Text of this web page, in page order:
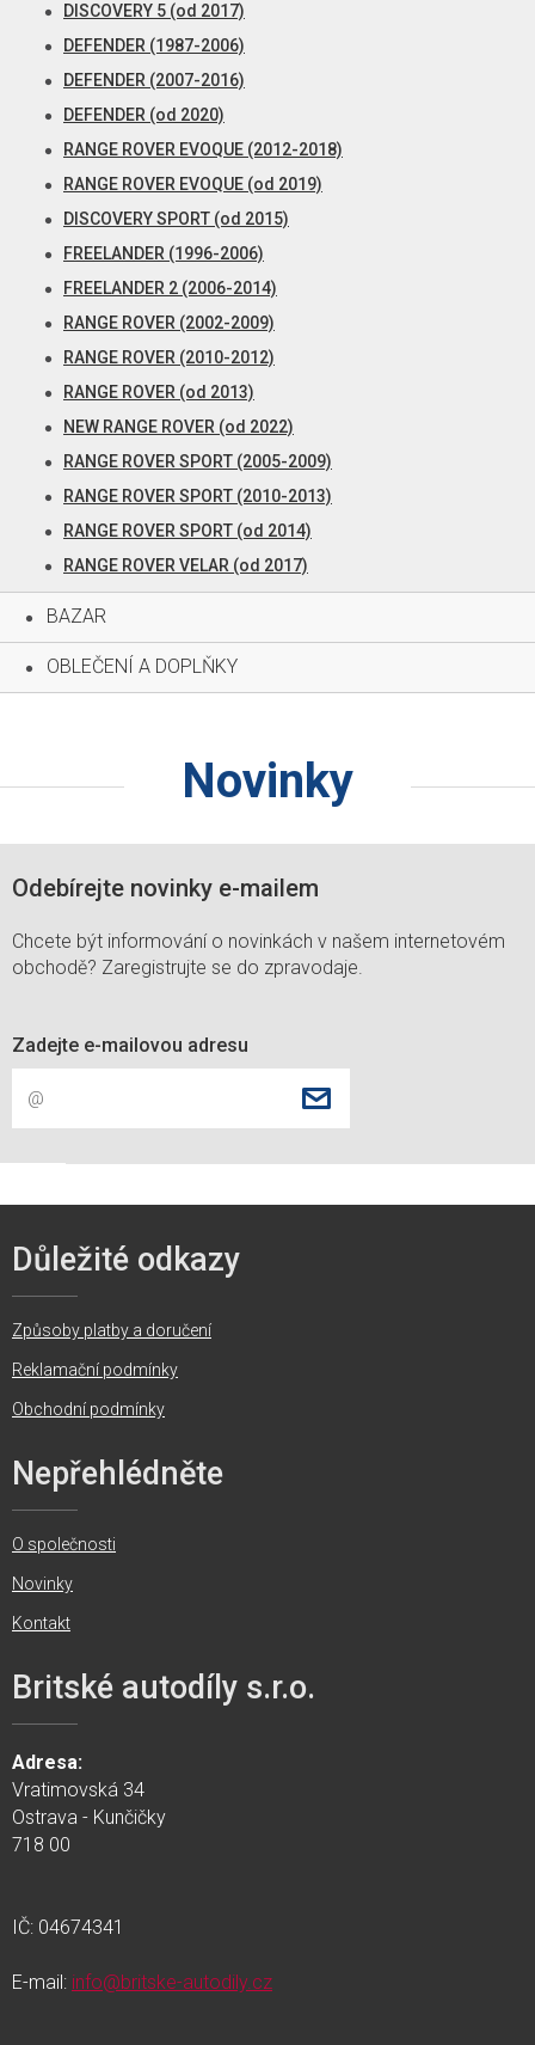
DISCOVERY 5 (od 2017)
DEFENDER (1987-2006)
DEFENDER (2007-2016)
DEFENDER (od 2020)
RANGE ROVER EVOQUE (2012-2018)
RANGE ROVER EVOQUE (od 2019)
DISCOVERY SPORT (od 2015)
FREELANDER (1996-2006)
FREELANDER 2 (2006-2014)
RANGE ROVER (2002-2009)
RANGE ROVER (2010-2012)
RANGE ROVER (od 2013)
NEW RANGE ROVER (od 2022)
RANGE ROVER SPORT (2005-2009)
RANGE ROVER SPORT (2010-2013)
RANGE ROVER SPORT (od 2014)
RANGE ROVER VELAR (od 2017)
BAZAR
OBLEČENÍ A DOPLŇKY
Novinky
Odebírejte novinky e-mailem
Chcete být informování o novinkách v našem internetovém
obchodě? Zaregistrujte se do zpravodaje.
Zadejte e-mailovou adresu
Důležité odkazy
Způsoby platby a doručení
Reklamační podmínky
Obchodní podmínky
Nepřehlédněte
O společnosti
Novinky
Kontakt
Britské autodíly s.r.o.
Adresa:
Vratimovská 34
Ostrava - Kunčičky
718 00
IČ: 04674341
E-mail: info@britske-autodily.cz